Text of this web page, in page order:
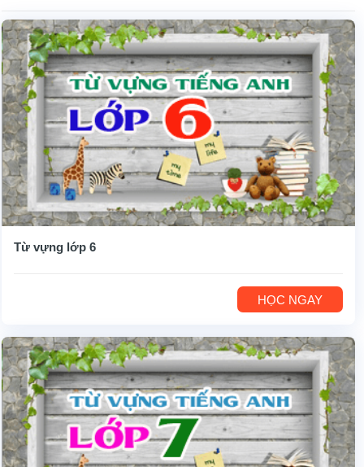
Từ vựng lớp 6
HỌC NGAY